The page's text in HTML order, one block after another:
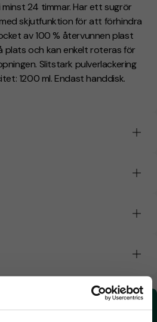
minst 24 timmar. Har ett sugrör
skjutfunktion för att förhindra
av 100 % återvunnen plast
plats och kan enkelt roteras för
Slitstark pulverlackering
1200 ml. Endast handdisk.